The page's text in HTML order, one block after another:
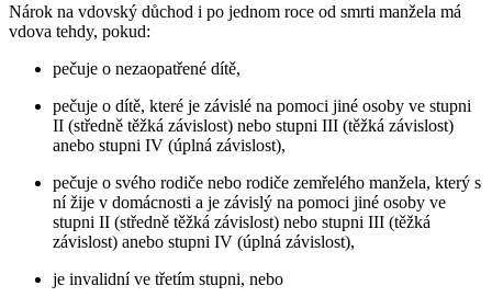
Nárok na vdovský důchod i po jednom roce od smrti manžela má
vdova tehdy, pokud:
pečuje o nezaopatřené dítě,
pečuje o dítě, které je závislé na pomoci jiné osoby ve stupni
II (středně těžká závislost) nebo stupni III (těžká závislost)
anebo stupni IV (úplná závislost),
pečuje o svého rodiče nebo rodiče zemřelého manžela, který s
ní žije v domácnosti a je závislý na pomoci jiné osoby ve
stupni II (středně těžká závislost) nebo stupni III (těžká
závislost) anebo stupni IV (úplná závislost),
je invalidní ve třetím stupni, nebo